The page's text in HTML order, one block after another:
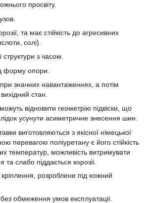
просвіту.
та має стійкість до агресивних
солі).
структури з часом.
форму опори.
значних навантаженнях, а потім
стан.
відновити геометрію підвіски, що
усунути асиметричне знесення шин.
виготовляються з якісної німецької
перевагою поліуретану є його стійкість
температур, можливість витримувати
та слабо піддається корозії.
розроблене під кожний
без обмеження умов експлуатації.